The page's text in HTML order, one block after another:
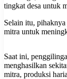
tingkat desa untuk
Selain itu,
mitra untuk
Saat ini,
menghasilkan
mitra, produksi